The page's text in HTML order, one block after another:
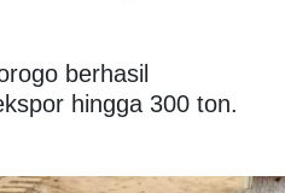
berhasil
hingga 300 ton.